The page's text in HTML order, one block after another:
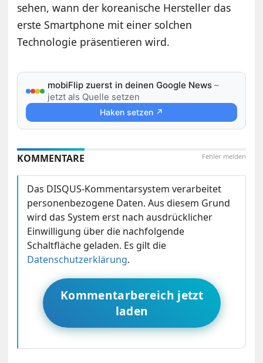
sehen, wann der koreanische Hersteller das
erste Smartphone mit einer solchen
Technologie präsentieren wird.
mobiFlip zuerst in deinen Google News –
jetzt als Quelle setzen
Haken setzen ↗
Fehler melden
KOMMENTARE
Das DISQUS-Kommentarsystem verarbeitet
personenbezogene Daten. Aus diesem Grund
wird das System erst nach ausdrücklicher
Einwilligung über die nachfolgende
Schaltfläche geladen. Es gilt die
Datenschutzerklärung.
Kommentarbereich jetzt
laden